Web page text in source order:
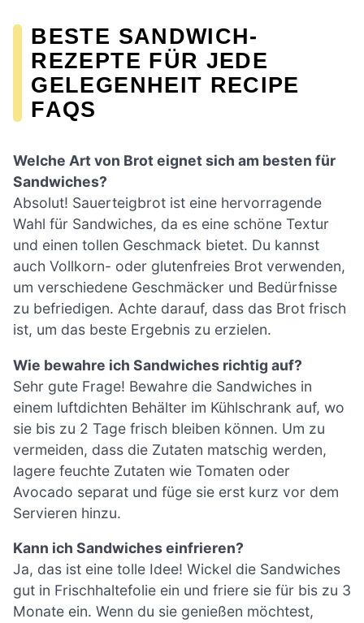
BESTE SANDWICH-
REZEPTE FÜR JEDE
GELEGENHEIT RECIPE
FAQS
Welche Art von Brot eignet sich am besten für
Sandwiches?
Absolut! Sauerteigbrot ist eine hervorragende
Wahl für Sandwiches, da es eine schöne Textur
und einen tollen Geschmack bietet. Du kannst
auch Vollkorn- oder glutenfreies Brot verwenden,
um verschiedene Geschmäcker und Bedürfnisse
zu befriedigen. Achte darauf, dass das Brot frisch
ist, um das beste Ergebnis zu erzielen.
Wie bewahre ich Sandwiches richtig auf?
Sehr gute Frage! Bewahre die Sandwiches in
einem luftdichten Behälter im Kühlschrank auf, wo
sie bis zu 2 Tage frisch bleiben können. Um zu
vermeiden, dass die Zutaten matschig werden,
lagere feuchte Zutaten wie Tomaten oder
Avocado separat und füge sie erst kurz vor dem
Servieren hinzu.
Kann ich Sandwiches einfrieren?
Ja, das ist eine tolle Idee! Wickel die Sandwiches
gut in Frischhaltefolie ein und friere sie für bis zu 3
Monate ein. Wenn du sie genießen möchtest,